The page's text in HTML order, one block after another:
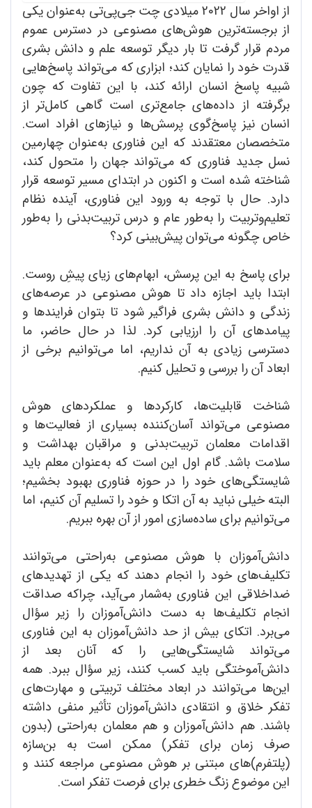
از اواخر سال 2022 میلادی چت‌ جی‌پی‌تی به‌عنوان یکی
از برجسته‌ترین هوش‌های مصنوعی در دسترس عموم
مردم قرار گرفت تا بار دیگر توسعه علم و دانش بشری
قدرت خود را نمایان کند؛ ابزاری که ‌می‌تواند پاسخ‌‌هایی
شبیه پاسخ انسان ارائه کند، با این تفاوت که چون
برگرفته از داده‌های جامع‌تری است گاهی کامل‌تر از
انسان نیز پاسخ‌گوی پرسش‌ها و نیازهای افراد است.
متخصصان معتقدند که این فناوری به‌عنوان چهارمین
نسل جدید فناوری که ‌می‌تواند جهان را متحول کند،
شناخته شده است و اکنون در ابتدای مسیر توسعه قرار
دارد. حال با توجه به ورود این فناوری، آینده نظام
تعلیم‌وتربیت را به‌طور عام و درس تربیت‌بدنی را به‌طور
خاص چگونه ‌می‌توان پیش‌بینی کرد؟
برای پاسخ به این پرسش، ابهام‌های زیای پیشِ روست.
ابتدا باید اجازه داد تا هوش مصنوعی در عرصه‌های
زندگی و دانش بشری فراگیر شود تا بتوان فرایندها و
پیامدهای آن را ارزیابی کرد. لذا در حال حاضر، ما
دسترسی زیادی به آن نداریم، اما ‌می‌توانیم برخی از
ابعاد آن را بررسی و تحلیل کنیم.
شناخت قابلیت‌‌ها، کارکردها و عملکرد‌های هوش
مصنوعی ‌می‌تواند آسان‌کننده بسیاری از فعالیت‌ها و
اقدامات معلمان تربیت‌بدنی و مراقبان بهداشت و
سلامت باشد. گام اول این است که به‌عنوان معلم باید
شایستگی‌‌های خود را در حوزه فناوری بهبود بخشیم؛
البته خیلی نباید به آن اتکا و خود را تسلیم آن کنیم، اما
‌می‌توانیم برای ساده‌سازی امور از آن بهره ببریم.
دانش‌آموزان با هوش مصنوعی به‌راحتی ‌می‌توانند
تکلیف‌های خود را انجام دهند که یکی از تهدیدهای
ضداخلاقی این فناوری به‌شمار می‌آید، چراکه صداقت
انجام تکلیف‌ها به دست دانش‌آموزان را زیر سؤال
‌می‌برد. اتکای بیش از حد دانش‌آموزان به این فناوری
‌می‌تواند شایستگی‌هایی را که آنان بعد از
دانش‌آموختگی باید کسب کنند، زیر سؤال ببرد. همه
این‌ها ‌می‌توانند در ابعاد مختلف تربیتی و مهارت‌های
تفکر خلاق و انتقادی دانش‌آموزان تأثیر منفی داشته
باشند. هم دانش‌آموزان و هم معلمان به‌راحتی (بدون
صرف زمان برای تفکر) ممکن است به بن‌سازه‌
(پلتفرم‌‌)های مبتنی بر هوش مصنوعی مراجعه کنند و
این موضوع زنگ خطری برای فرصت تفکر است.